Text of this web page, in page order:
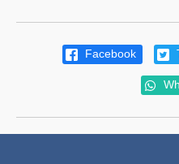
Facebook